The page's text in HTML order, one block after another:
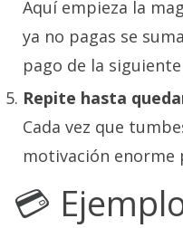
Aquí empieza la
ya no pagas se
pago de la
Repite hasta
Cada vez que
motivación enorme
💳